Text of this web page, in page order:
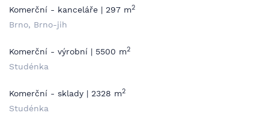
Komerční - kanceláře | 297 m2
Brno, Brno-jih
Komerční - výrobní | 5500 m2
Studénka
Komerční - sklady | 2328 m2
Studénka